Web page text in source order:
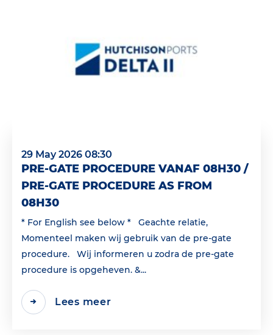
29 May 2026 08:30
PRE-GATE PROCEDURE VANAF 08H30 /
PRE-GATE PROCEDURE AS FROM
08H30
* For English see below * Geachte relatie,
Momenteel maken wij gebruik van de pre-gate
procedure. Wij informeren u zodra de pre-gate
procedure is opgeheven. &...
Lees meer